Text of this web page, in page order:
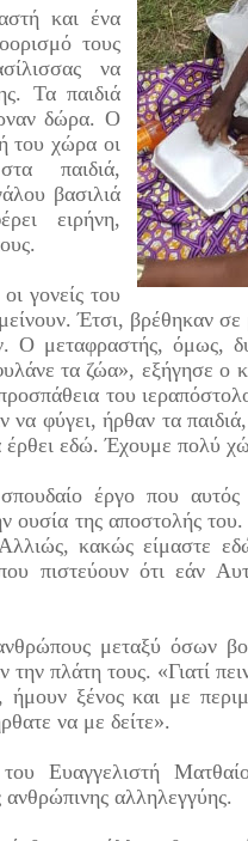
και ένα
τους
να
Τα παιδιά
δώρα. Ο
του χώρα οι
παιδιά,
βασιλιά
ειρήνη,
γονείς του
Έτσι, βρέθηκαν σε
Ο μεταφραστής, όμως,
τα ζώα», εξήγησε ο
του
να φύγει, ήρθαν τα
έρθει εδώ. Έχουμε πολύ
έργο που
ουσία της αποστολής
κακώς είμαστε
πιστεύουν ότι εάν
μεταξύ όσων
την πλάτη τους. «Γιατί
ξένος και με
να με δείτε».
Ευαγγελιστή
ανθρώπινης αλληλεγγύης.